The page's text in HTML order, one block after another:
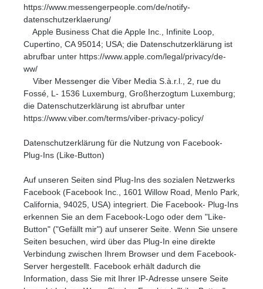
https://www.messengerpeople.com/de/notify-
datenschutzerklaerung/
Apple Business Chat die Apple Inc., Infinite Loop,
Cupertino, CA 95014; USA; die Datenschutzerklärung ist
abrufbar unter https://www.apple.com/legal/privacy/de-
ww/
Viber Messenger die Viber Media S.à.r.l., 2, rue du
Fossé, L- 1536 Luxemburg, Großherzogtum Luxemburg;
die Datenschutzerklärung ist abrufbar unter
https://www.viber.com/terms/viber-privacy-policy/
Datenschutzerklärung für die Nutzung von Facebook-
Plug-Ins (Like-Button)
Auf unseren Seiten sind Plug-Ins des sozialen Netzwerks
Facebook (Facebook Inc., 1601 Willow Road, Menlo Park,
California, 94025, USA) integriert. Die Facebook- Plug-Ins
erkennen Sie an dem Facebook-Logo oder dem "Like-
Button" ("Gefällt mir") auf unserer Seite. Wenn Sie unsere
Seiten besuchen, wird über das Plug-In eine direkte
Verbindung zwischen Ihrem Browser und dem Facebook-
Server hergestellt. Facebook erhält dadurch die
Information, dass Sie mit Ihrer IP-Adresse unsere Seite